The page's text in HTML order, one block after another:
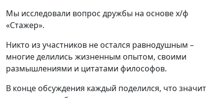
Мы исследовали вопрос дружбы на основе х/ф
«Стажер».
Никто из участников не остался равнодушным –
многие делились жизненным опытом, своими
размышлениями и цитатами философов.
В конце обсуждения каждый поделился, что значит